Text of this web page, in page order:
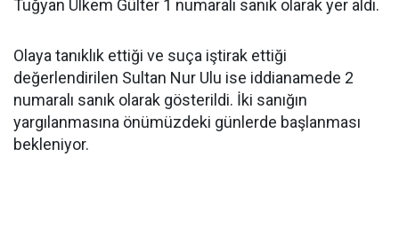
Tuğyan Ülkem Gülter 1 numaralı sanık olarak yer aldı.
Olaya tanıklık ettiği ve suça iştirak ettiği
değerlendirilen Sultan Nur Ulu ise iddianamede 2
numaralı sanık olarak gösterildi. İki sanığın
yargılanmasına önümüzdeki günlerde başlanması
bekleniyor.